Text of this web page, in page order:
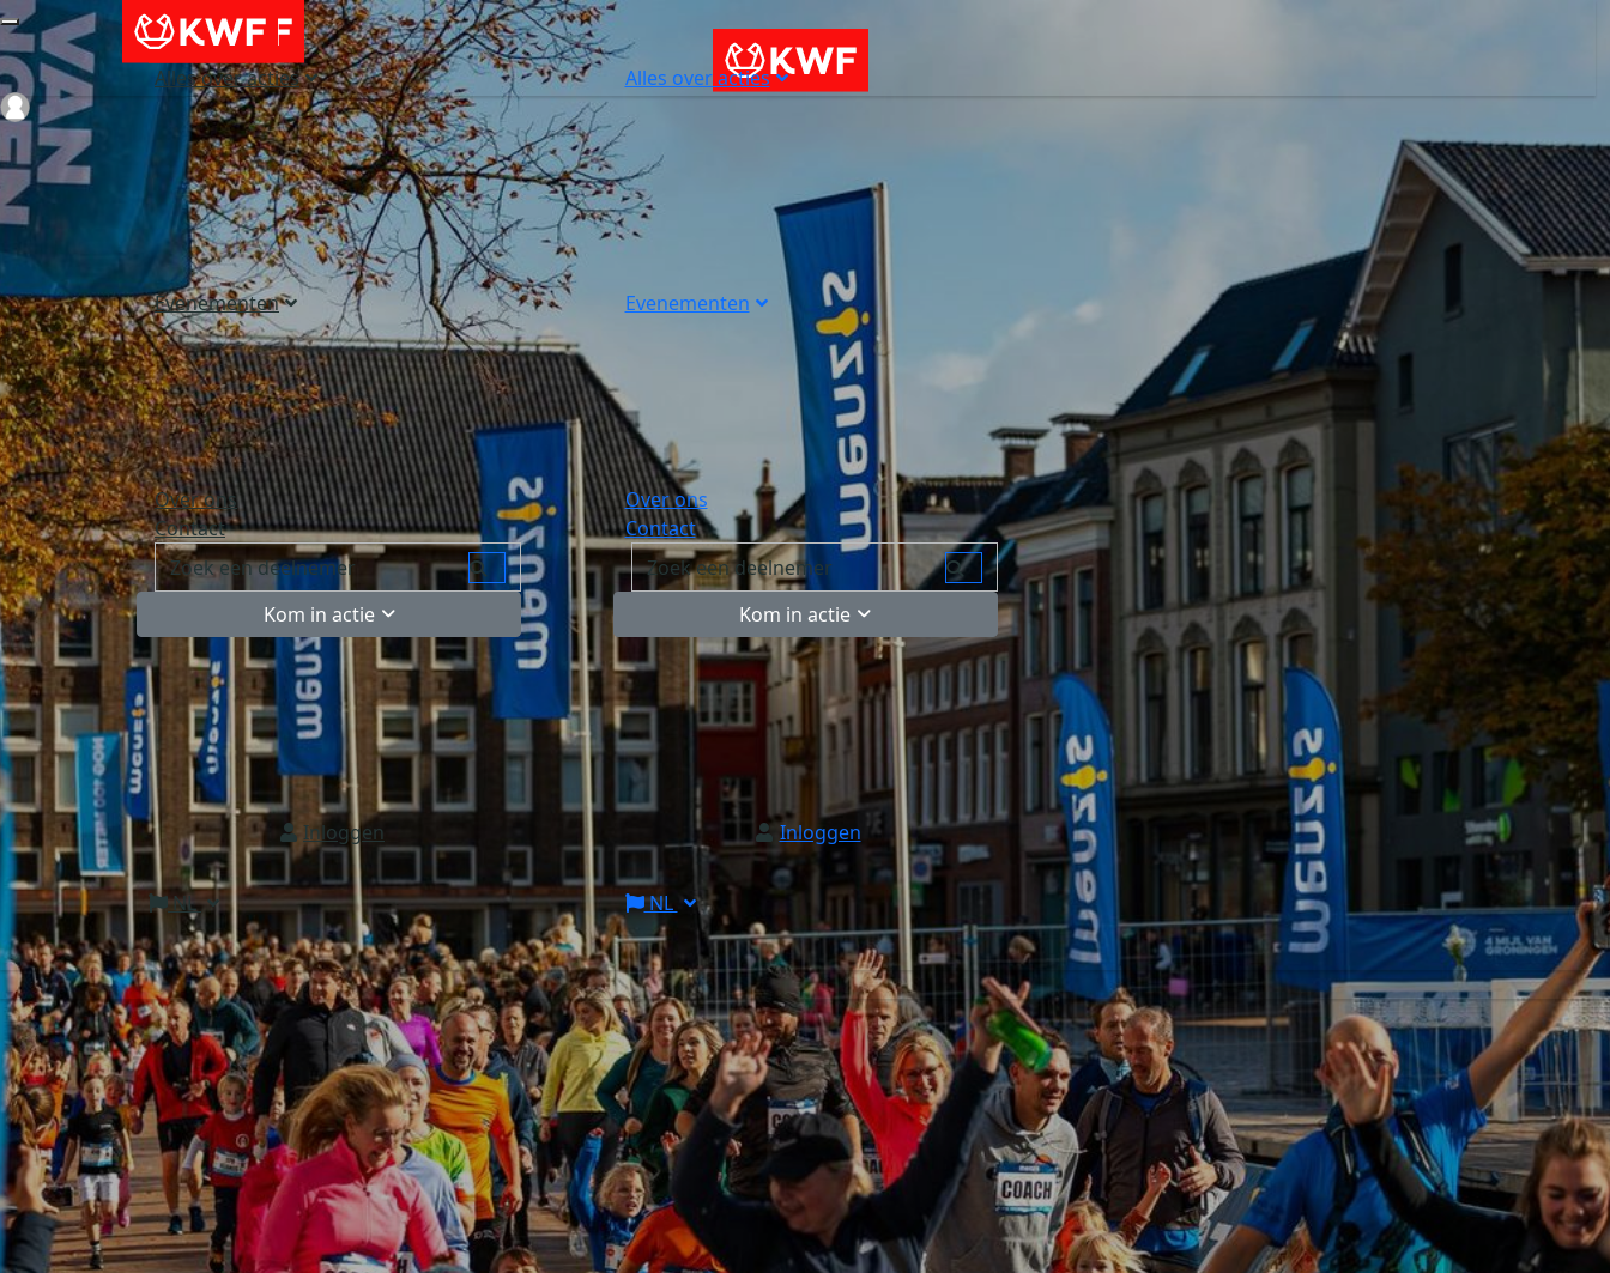
Alles over acties
Evenementen
Over ons
Contact
Kom in actie
Inloggen
NL
Alles over acties
Evenementen
Over ons
Contact
Kom in actie
Inloggen
NL
Login